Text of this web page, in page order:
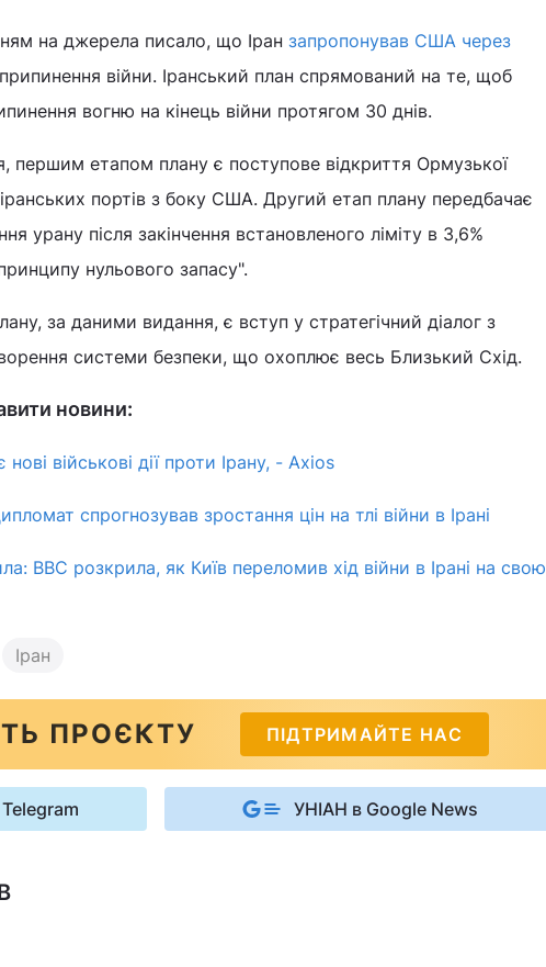
на джерела писало, що Іран запропонував США через
припинення війни. Іранський план спрямований на те, щоб
вогню на кінець війни протягом 30 днів.
першим етапом плану є поступове відкриття Ормузької
портів з боку США. Другий етап плану передбачає
урану після закінчення встановленого ліміту в 3,6%
нульового запасу".
за даними видання, є вступ у стратегічний діалог з
системи безпеки, що охоплює весь Близький Схід.
новини:
військові дії проти Ірану, - Axios
спрогнозував зростання цін на тлі війни в Ірані
BBC розкрила, як Київ переломив хід війни в Ірані на свою
Іран
ПРОЄКТУ ПІДТРИМАЙТЕ НАС
УНІАН в Google News